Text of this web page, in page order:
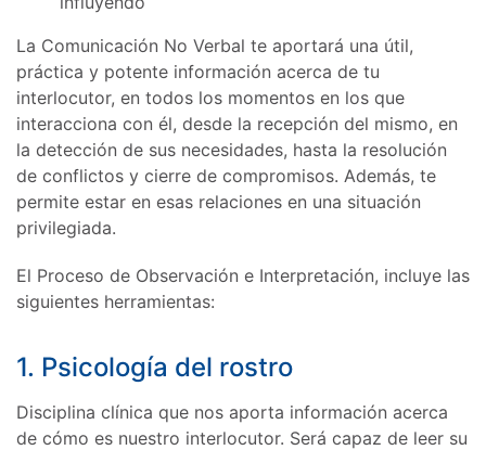
La Comunicación No Verbal te aportará una útil,
práctica y potente información acerca de tu
interlocutor, en todos los momentos en los que
interacciona con él, desde la recepción del mismo, en
la detección de sus necesidades, hasta la resolución
de conflictos y cierre de compromisos. Además, te
permite estar en esas relaciones en una situación
privilegiada.
El Proceso de Observación e Interpretación, incluye las
siguientes herramientas:
1. Psicología del rostro
Disciplina clínica que nos aporta información acerca
de cómo es nuestro interlocutor. Será capaz de leer su